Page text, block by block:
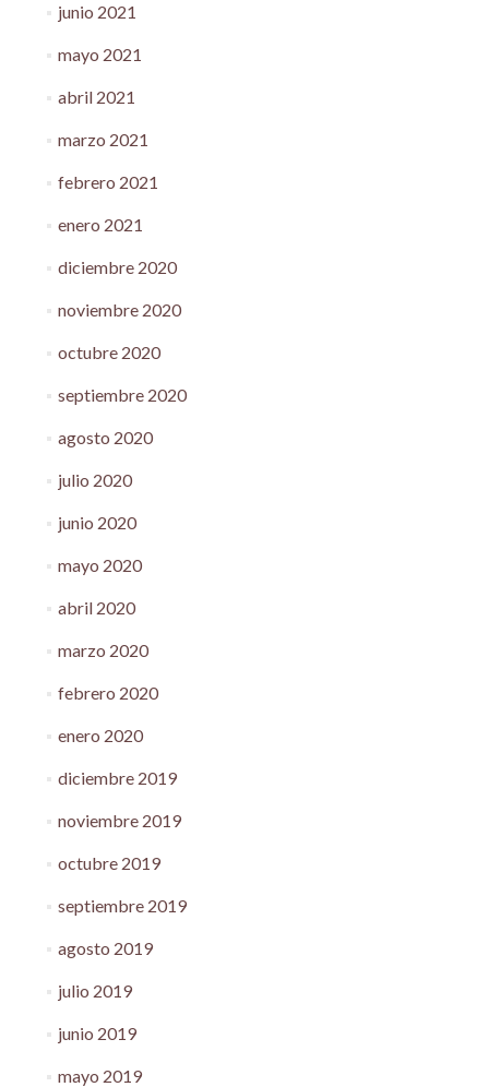
junio 2021
mayo 2021
abril 2021
marzo 2021
febrero 2021
enero 2021
diciembre 2020
noviembre 2020
octubre 2020
septiembre 2020
agosto 2020
julio 2020
junio 2020
mayo 2020
abril 2020
marzo 2020
febrero 2020
enero 2020
diciembre 2019
noviembre 2019
octubre 2019
septiembre 2019
agosto 2019
julio 2019
junio 2019
mayo 2019